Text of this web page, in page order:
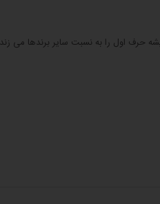
حرف اول را به نسبت سایر برندها می زند